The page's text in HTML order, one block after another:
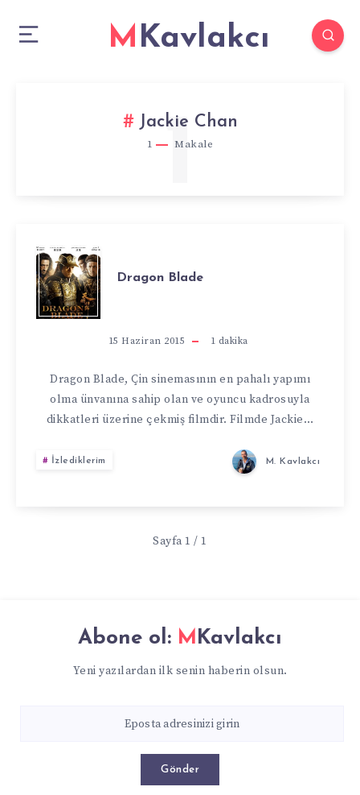
MKavlakcı
Jackie Chan
1 Makale
1
DRAGON
BLADE
Dragon Blade
15 Haziran 2015 1 dakika
Dragon Blade, Çin sinemasının en pahalı yapımı
olma ünvanına sahip olan ve oyuncu kadrosuyla
dikkatleri üzerine çekmiş filmdir. Filmde Jackie…
İzlediklerim M. Kavlakcı
Sayfa 1 / 1
Abone ol: MKavlakcı
Yeni yazılardan ilk senin haberin olsun.
Gönder